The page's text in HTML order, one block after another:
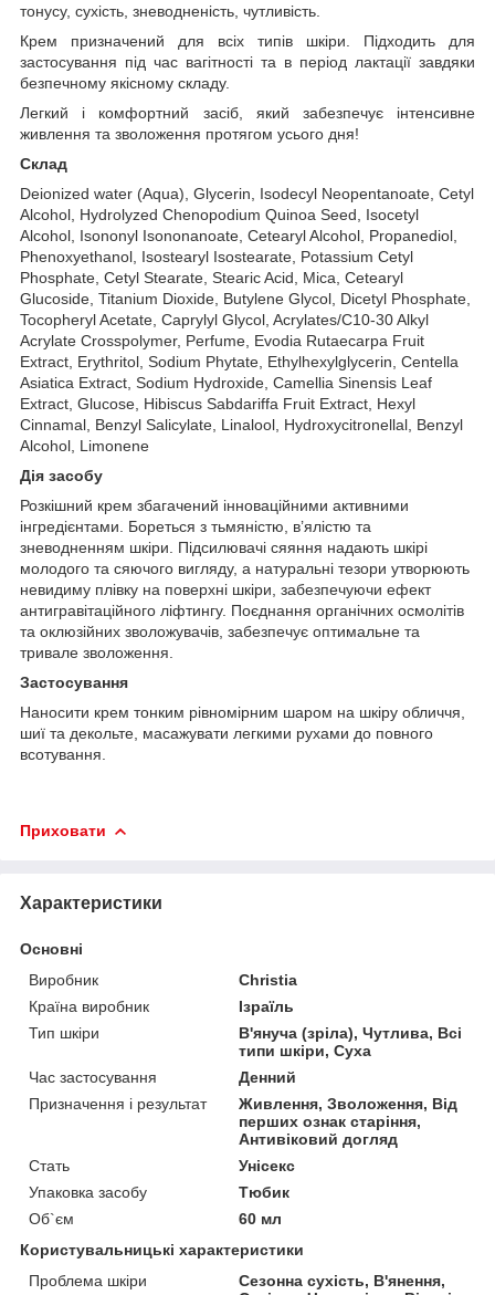
тонусу, сухість, зневодненість, чутливість.
Крем призначений для всіх типів шкіри. Підходить для
застосування під час вагітності та в період лактації завдяки
безпечному якісному складу.
Легкий і комфортний засіб, який забезпечує інтенсивне
живлення та зволоження протягом усього дня!
Склад
Deionized water (Aqua), Glycerin, Isodecyl Neopentanoate, Cetyl
Alcohol, Hydrolyzed Chenopodium Quinoa Seed, Isocetyl
Alcohol, Isononyl Isononanoate, Cetearyl Alcohol, Propanediol,
Phenoxyethanol, Isostearyl Isostearate, Potassium Cetyl
Phosphate, Cetyl Stearate, Stearic Acid, Mica, Cetearyl
Glucoside, Titanium Dioxide, Butylene Glycol, Dicetyl Phosphate,
Tocopheryl Acetate, Caprylyl Glycol, Acrylates/C10-30 Alkyl
Acrylate Crosspolymer, Perfume, Evodia Rutaecarpa Fruit
Extract, Erythritol, Sodium Phytate, Ethylhexylglycerin, Centella
Asiatica Extract, Sodium Hydroxide, Camellia Sinensis Leaf
Extract, Glucose, Hibiscus Sabdariffa Fruit Extract, Hexyl
Cinnamal, Benzyl Salicylate, Linalool, Hydroxycitronellal, Benzyl
Alcohol, Limonene
Дія засобу
Розкішний крем збагачений інноваційними активними
інгредієнтами. Бореться з тьмяністю, в’ялістю та
зневодненням шкіри. Підсилювачі сяяння надають шкірі
молодого та сяючого вигляду, а натуральні тезори утворюють
невидиму плівку на поверхні шкіри, забезпечуючи ефект
антигравітаційного ліфтингу. Поєднання органічних осмолітів
та оклюзійних зволожувачів, забезпечує оптимальне та
тривале зволоження.
Застосування
Наносити крем тонким рівномірним шаром на шкіру обличчя,
шиї та декольте, масажувати легкими рухами до повного
всотування.
Приховати
Характеристики
Основні
Виробник
Christia
Країна виробник
Ізраїль
Тип шкіри
В'януча (зріла), Чутлива, Всі
типи шкіри, Суха
Час застосування
Денний
Призначення і результат
Живлення, Зволоження, Від
перших ознак старіння,
Антивіковий догляд
Стать
Унісекс
Упаковка засобу
Тюбик
Об`єм
60 мл
Користувальницькі характеристики
Проблема шкіри
Сезонна сухість, В'янення,